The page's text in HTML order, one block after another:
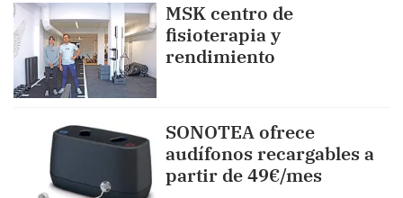
MSK centro de
fisioterapia y
rendimiento
SONOTEA ofrece
audífonos recargables a
partir de 49€/mes